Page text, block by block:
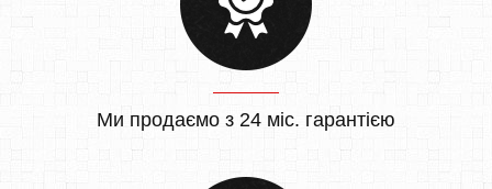
Ми продаємо з 24 міс. гарантією